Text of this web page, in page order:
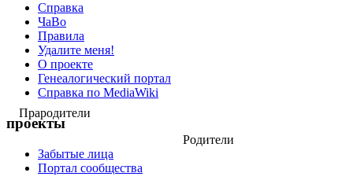
Прародители
Родители
Справка
ЧаВо
Правила
Удалите меня!
О проекте
Генеалогический портал
Справка по MediaWiki
проекты
Забытые лица
Портал сообщества